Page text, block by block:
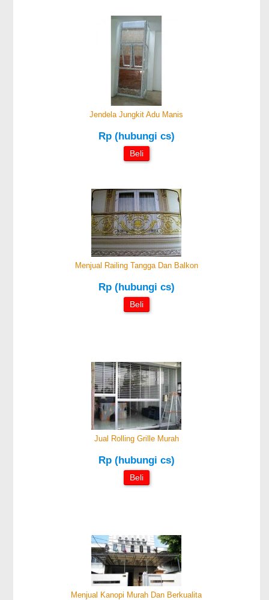
Jendela Jungkit Adu Manis
Rp (hubungi cs)
Beli
Menjual Railing Tangga Dan Balkon
Rp (hubungi cs)
Beli
Jual Rolling Grille Murah
Rp (hubungi cs)
Beli
Menjual Kanopi Murah Dan Berkualita